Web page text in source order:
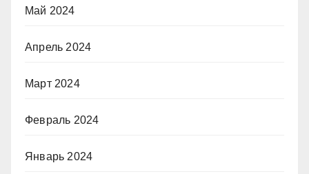
Май 2024
Апрель 2024
Март 2024
Февраль 2024
Январь 2024